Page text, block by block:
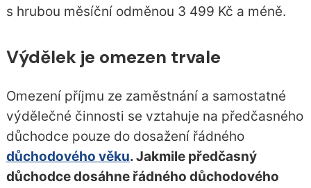
s hrubou měsíční odměnou 3 499 Kč a méně.
Výdělek je omezen trvale
Omezení příjmu ze zaměstnání a samostatné
výdělečné činnosti se vztahuje na předčasného
důchodce pouze do dosažení řádného
důchodového věku. Jakmile předčasný
důchodce dosáhne řádného důchodového